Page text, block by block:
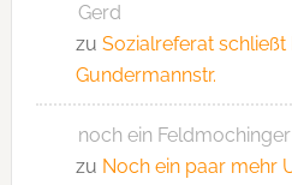
Gerd
zu Sozialreferat
Gundermannstr.
noch ein Feldmochinger
zu Noch ein paar mehr